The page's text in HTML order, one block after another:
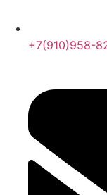
+7(910)958-